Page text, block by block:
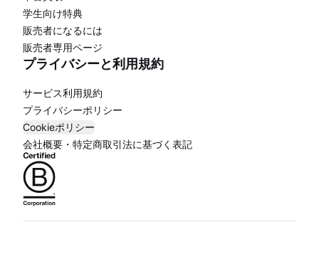
学生向け特典
販売者になるには
販売者専用ページ
プライバシーと利用規約
サービス利用規約
プライバシーポリシー
Cookieポリシー
会社概要・特定商取引法に基づく表記